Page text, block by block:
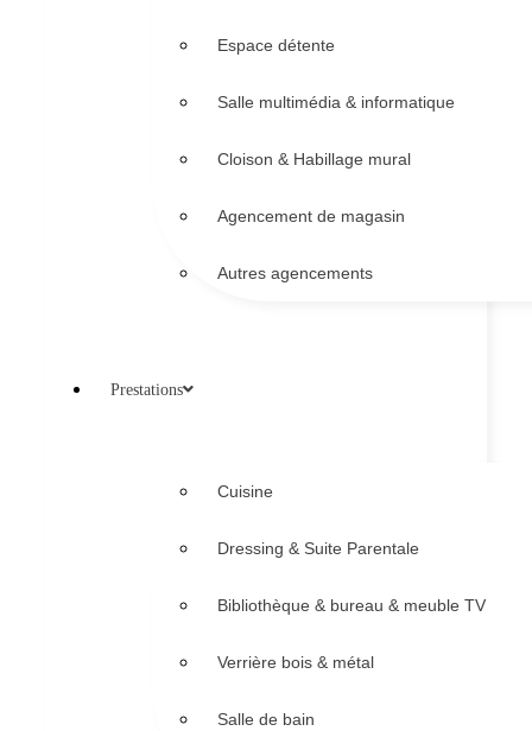
Espace détente
Salle multimédia & informatique
Cloison & Habillage mural
Agencement de magasin
Autres agencements
Prestations
Cuisine
Dressing & Suite Parentale
Bibliothèque & bureau & meuble TV
Verrière bois & métal
Salle de bain